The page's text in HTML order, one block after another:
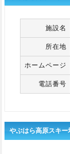
施設名
所在地
ホームページ
電話番号
やぶはら高原スキー